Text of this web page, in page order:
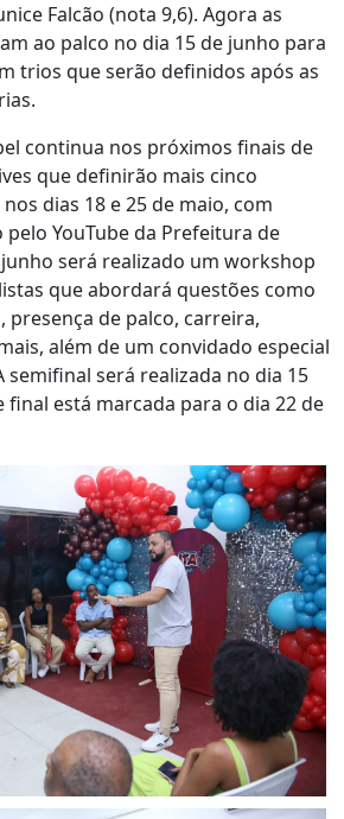
Falcão (nota 9,6). Agora as
ao palco no dia 15 de junho para
trios que serão definidos após as
continua nos próximos finais de
que definirão mais cinco
dias 18 e 25 de maio, com
YouTube da Prefeitura de
será realizado um workshop
que abordará questões como
presença de palco, carreira,
além de um convidado especial
semifinal será realizada no dia 15
final está marcada para o dia 22 de